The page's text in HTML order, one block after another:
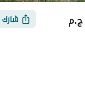
ج.م شارك